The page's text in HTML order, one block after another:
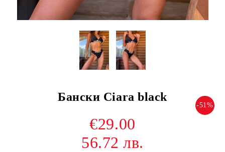
Бански Ciara black
-51%
€29.00
56.72 лв.